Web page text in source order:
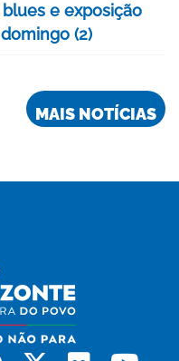
blues e exposição
(2)
MAIS NOTÍCIAS